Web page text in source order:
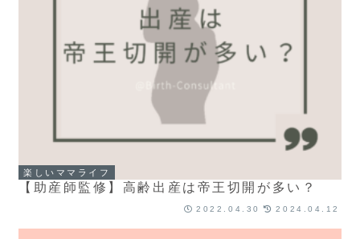
楽しいママライフ
【助産師監修】高齢出産は帝王切開が多い？
2022.04.30 2024.04.12